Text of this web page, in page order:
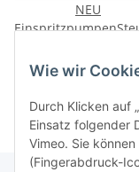
Wie wir
Durch Klicken auf
Einsatz folgender
Vimeo. Sie
(Fingerabdruck-
NEU
Astra G Combo 1,7